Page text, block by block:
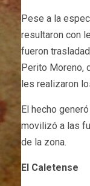
Pese a la
resultaron con
fueron
Perito Moreno,
les realizaron
El hecho
movilizó a las
de la zona.
El Caletense